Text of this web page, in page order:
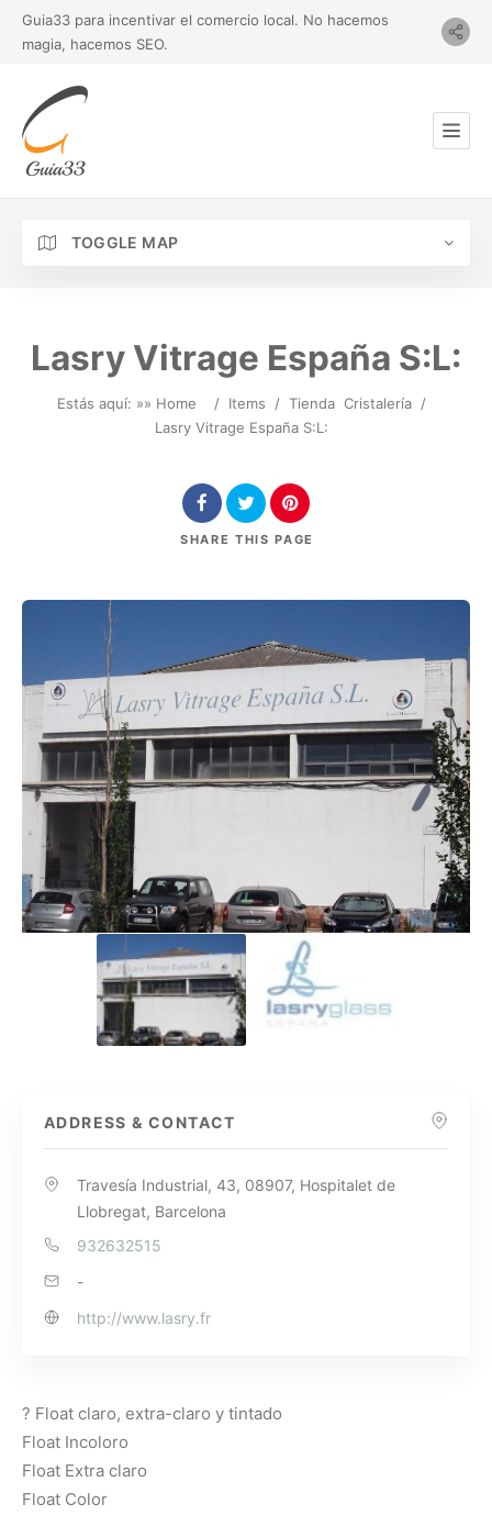
Guia33 para incentivar el comercio local. No hacemos
magia, hacemos SEO.
TOGGLE MAP
Lasry Vitrage España S:L:
Estás aquí: »» Home / Items / Tienda Cristalería /
Lasry Vitrage España S:L:
SHARE THIS PAGE
ADDRESS & CONTACT
Travesía Industrial, 43, 08907, Hospitalet de
Llobregat, Barcelona
932632515
-
http://www.lasry.fr
? Float claro, extra-claro y tintado
Float Incoloro
Float Extra claro
Float Color